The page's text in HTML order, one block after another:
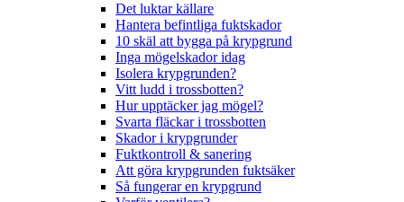
Det luktar källare
Hantera befintliga fuktskador
10 skäl att bygga på krypgrund
Inga mögelskador idag
Isolera krypgrunden?
Vitt ludd i trossbotten?
Hur upptäcker jag mögel?
Svarta fläckar i trossbotten
Skador i krypgrunder
Fuktkontroll & sanering
Att göra krypgrunden fuktsäker
Så fungerar en krypgrund